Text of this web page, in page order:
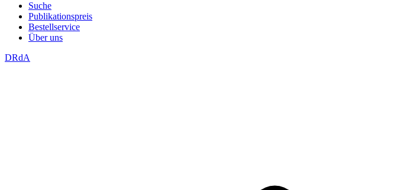
Suche
Publikationspreis
Bestellservice
Über uns
DRdA